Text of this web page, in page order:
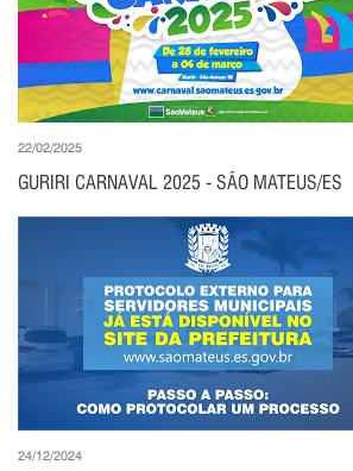
22/02/2025
GURIRI CARNAVAL 2025 - SÃO MATEUS/ES
24/12/2024